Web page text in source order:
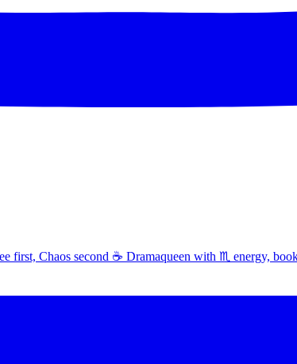
first, Chaos second ☕ Dramaqueen with ♏ energy,